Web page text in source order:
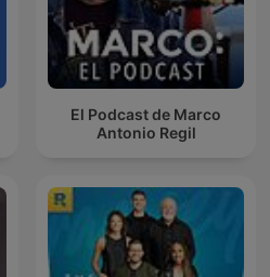
El Podcast de Marco
Antonio Regil